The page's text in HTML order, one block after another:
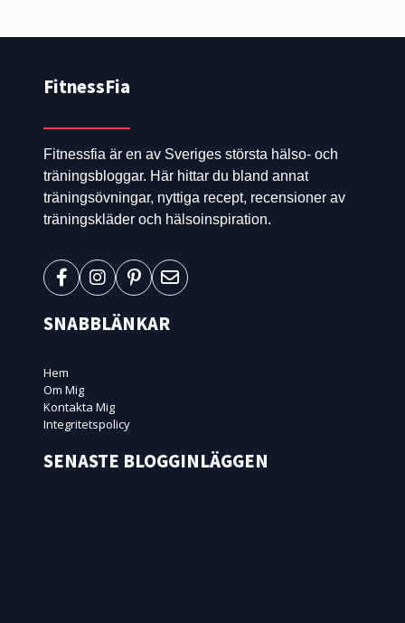
FitnessFia
Fitnessfia är en av Sveriges största hälso- och
träningsbloggar. Här hittar du bland annat
träningsövningar, nyttiga recept, recensioner av
träningskläder och hälsoinspiration.
SNABBLÄNKAR
Hem
Om Mig
Kontakta Mig
Integritetspolicy
SENASTE BLOGGINLÄGGEN